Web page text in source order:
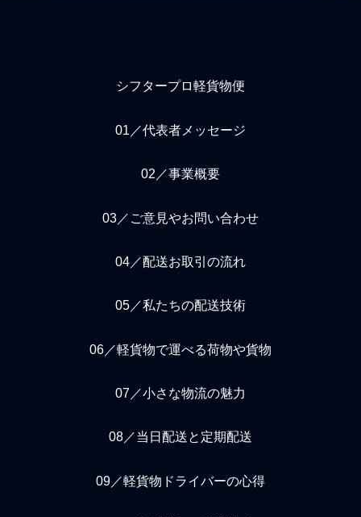
シフタープロ軽貨物便
01／代表者メッセージ
02／事業概要
03／ご意見やお問い合わせ
04／配送お取引の流れ
05／私たちの配送技術
06／軽貨物で運べる荷物や貨物
07／小さな物流の魅力
08／当日配送と定期配送
09／軽貨物ドライバーの心得